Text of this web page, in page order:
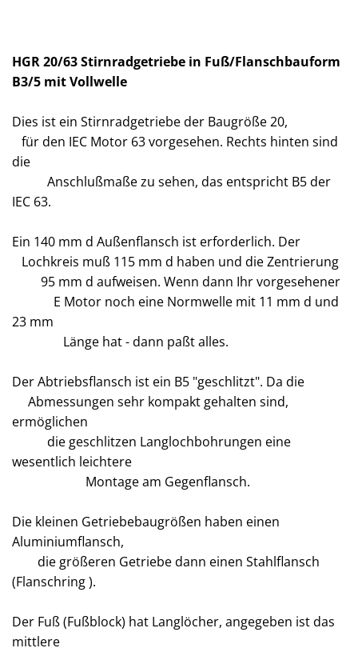
HGR 20/63 Stirnradgetriebe in Fuß/Flanschbauform
B3/5 mit Vollwelle
Dies ist ein Stirnradgetriebe der Baugröße 20,
für den IEC Motor 63 vorgesehen. Rechts hinten sind
die
Anschlußmaße zu sehen, das entspricht B5 der
IEC 63.
Ein 140 mm d Außenflansch ist erforderlich. Der
Lochkreis muß 115 mm d haben und die Zentrierung
95 mm d aufweisen. Wenn dann Ihr vorgesehener
E Motor noch eine Normwelle mit 11 mm d und
23 mm
Länge hat - dann paßt alles.
Der Abtriebsflansch ist ein B5 "geschlitzt". Da die
Abmessungen sehr kompakt gehalten sind,
ermöglichen
die geschlitzen Langlochbohrungen eine
wesentlich leichtere
Montage am Gegenflansch.
Die kleinen Getriebebaugrößen haben einen
Aluminiumflansch,
die größeren Getriebe dann einen Stahlflansch
(Flanschring ).
Der Fuß (Fußblock) hat Langlöcher, angegeben ist das
mittlere